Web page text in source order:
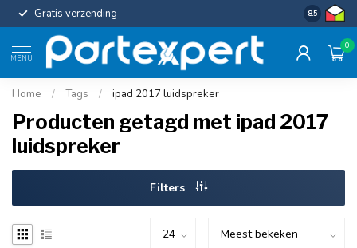
Gratis verzending Uniforme
8.5
MENU
0
Home / Tags / ipad 2017 luidspreker
Producten getagd met ipad 2017
luidspreker
Filters